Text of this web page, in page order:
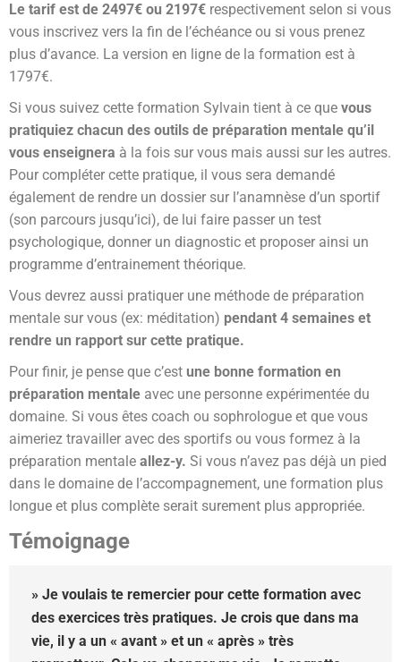
Le tarif est de 2497€ ou 2197€ respectivement selon si vous
vous inscrivez vers la fin de l’échéance ou si vous prenez
plus d’avance. La version en ligne de la formation est à
1797€.
Si vous suivez cette formation Sylvain tient à ce que vous
pratiquiez chacun des outils de préparation mentale qu’il
vous enseignera à la fois sur vous mais aussi sur les autres.
Pour compléter cette pratique, il vous sera demandé
également de rendre un dossier sur l’anamnèse d’un sportif
(son parcours jusqu’ici), de lui faire passer un test
psychologique, donner un diagnostic et proposer ainsi un
programme d’entrainement théorique.
Vous devrez aussi pratiquer une méthode de préparation
mentale sur vous (ex: méditation) pendant 4 semaines et
rendre un rapport sur cette pratique.
Pour finir, je pense que c’est une bonne formation en
préparation mentale avec une personne expérimentée du
domaine. Si vous êtes coach ou sophrologue et que vous
aimeriez travailler avec des sportifs ou vous formez à la
préparation mentale allez-y. Si vous n’avez pas déjà un pied
dans le domaine de l’accompagnement, une formation plus
longue et plus complète serait surement plus appropriée.
Témoignage
» Je voulais te remercier pour cette formation avec
des exercices très pratiques. Je crois que dans ma
vie, il y a un « avant » et un « après » très